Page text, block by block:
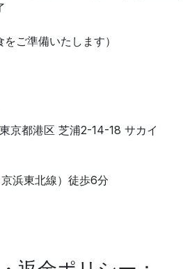
ご準備いたします）
京都港区 芝浦2-14-18 サカイ
浜東北線）徒歩6分